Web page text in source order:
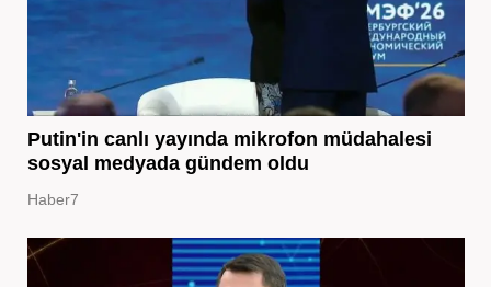
Putin'in canlı yayında mikrofon müdahalesi
sosyal medyada gündem oldu
Haber7